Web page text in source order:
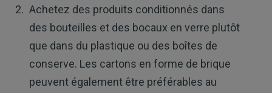
Achetez des produits conditionnés dans
des bouteilles et des bocaux en verre plutôt
que dans du plastique ou des boîtes de
conserve. Les cartons en forme de brique
peuvent également être préférables au